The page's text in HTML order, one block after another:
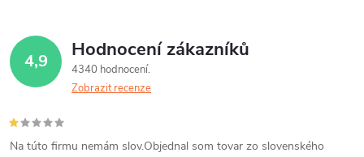
4,9 Hodnocení zákazníků
4340 hodnocení
Zobrazit recenze
Na túto firmu nemám slov.Objednal som tovar zo slovenského